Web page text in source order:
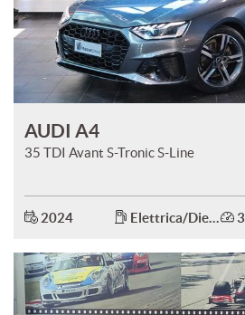
AUDI A4
35 TDI Avant S-Tronic S-Line
2024 Elettrica/Diesel